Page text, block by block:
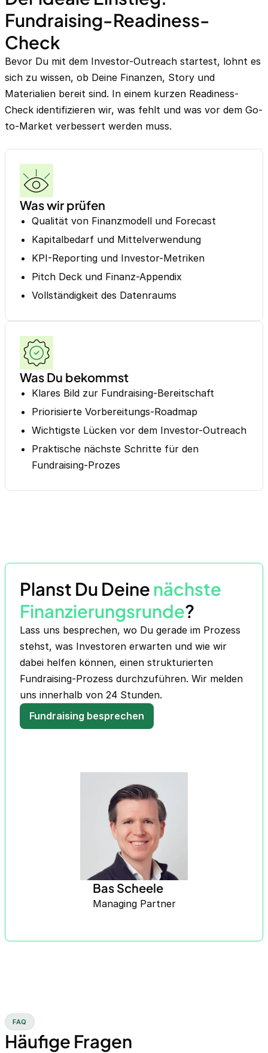
Fundraising-Readiness-
Check
Bevor Du mit dem Investor-Outreach startest, lohnt es
sich zu wissen, ob Deine Finanzen, Story und
Materialien bereit sind. In einem kurzen Readiness-
Check identifizieren wir, was fehlt und was vor dem Go-
to-Market verbessert werden muss.
Was wir prüfen
Qualität von Finanzmodell und Forecast
Kapitalbedarf und Mittelverwendung
KPI-Reporting und Investor-Metriken
Pitch Deck und Finanz-Appendix
Vollständigkeit des Datenraums
Was Du bekommst
Klares Bild zur Fundraising-Bereitschaft
Priorisierte Vorbereitungs-Roadmap
Wichtigste Lücken vor dem Investor-Outreach
Praktische nächste Schritte für den
Fundraising-Prozes
Planst Du Deine nächste
Finanzierungsrunde?
Lass uns besprechen, wo Du gerade im Prozess
stehst, was Investoren erwarten und wie wir
dabei helfen können, einen strukturierten
Fundraising-Prozess durchzuführen. Wir melden
uns innerhalb von 24 Stunden.
Fundraising besprechen
Bas Scheele
Managing Partner
FAQ
Häufige Fragen